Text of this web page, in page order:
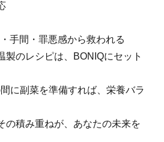
手間・罪悪感から救われる
のレシピは、BONIQにセット
に副菜を準備すれば、栄養バラ
の積み重ねが、あなたの未来を